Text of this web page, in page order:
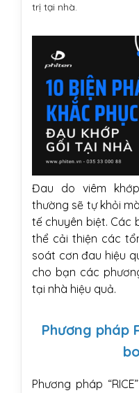
trị tại nhà.
Đau do viêm
thường sẽ tự khỏi
tế chuyên biệt. Các
thể cải thiện các
soát cơn đau hiệu
cho bạn các
tại nhà hiệu quả.
Phương pháp
Phương pháp